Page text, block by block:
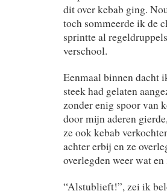
dit over kebab ging.
toch sommeerde ik de
sprintte al
verschool.
Eenmaal binnen dacht
steek had gelaten
zonder enig spoor van
door mijn aderen
ze ook kebab
achter erbij en ze
overlegden weer wat
“Alstublieft!”, zei ik